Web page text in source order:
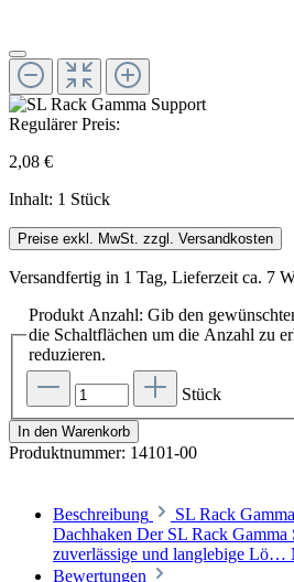
Regulärer Preis:
2,08 €
Inhalt: 1 Stück
Preise exkl. MwSt. zzgl. Versandkosten
Versandfertig in 1 Tag, Lieferzeit ca. 7
Produkt Anzahl: Gib den
die Schaltflächen um die Anzahl zu
reduzieren.
Stück
In den Warenkorb
Produktnummer: 14101-00
Beschreibung
SL Rack
Dachhaken Der SL Rack Gamma
zuverlässige und langlebige Lö…
Bewertungen